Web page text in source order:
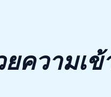
ความเข้